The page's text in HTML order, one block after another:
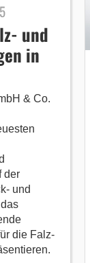
und
in
& Co.
der
und
die Falz-